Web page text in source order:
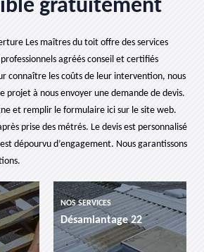
gratuitement
Les maîtres du toit offre des services
agréés conseil et certifiés
connaître les coûts de leur intervention, nous
projet à nous envoyer une demande de devis.
et remplir le formulaire ici sur le site web.
prise des métrés. Le devis est personnalisé
dépourvu d’engagement. Nous garantissons
NOS SERVICES
Désamiantage 22
NOS SERVICES